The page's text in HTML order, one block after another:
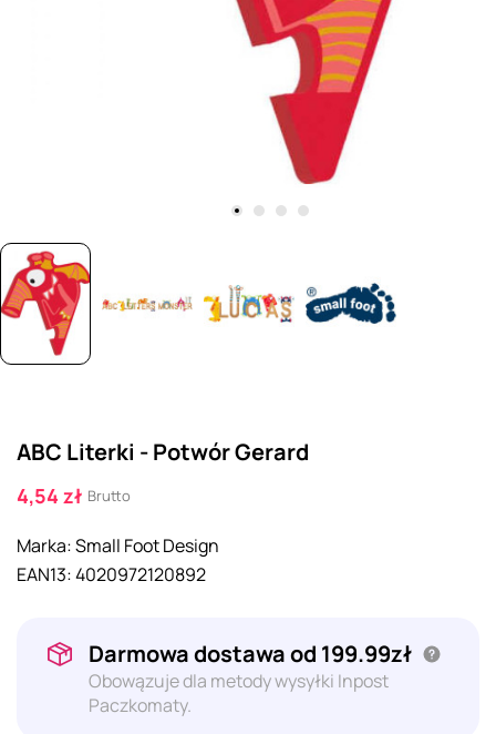
ABC Literki - Potwór Gerard
4,54 zł Brutto
Marka:Small Foot Design
EAN13:4020972120892
Darmowa dostawa od 199.99zł
Obowązuje dla metody wysyłki Inpost
Paczkomaty.